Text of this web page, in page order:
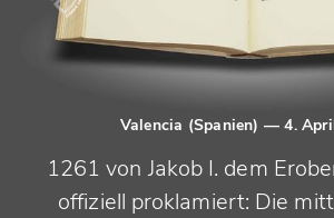
Valencia (Spanien) — 4.
1261 von Jakob I. dem
offiziell proklamiert: Die